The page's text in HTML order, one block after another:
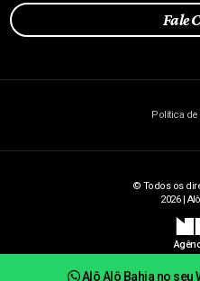
Alô Alô Bahia no seu
Fale
Política
© Todos os
2026 |